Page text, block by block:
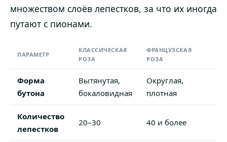
множеством слоёв лепестков, за что их иногда
путают с пионами.
ПАРАМЕТР
КЛАССИЧЕСКАЯ
РОЗА
ФРАНЦУЗСКАЯ
РОЗА
Форма
бутона
Вытянутая,
бокаловидная
Округлая,
плотная
Количество
лепестков
20–30 40 и более